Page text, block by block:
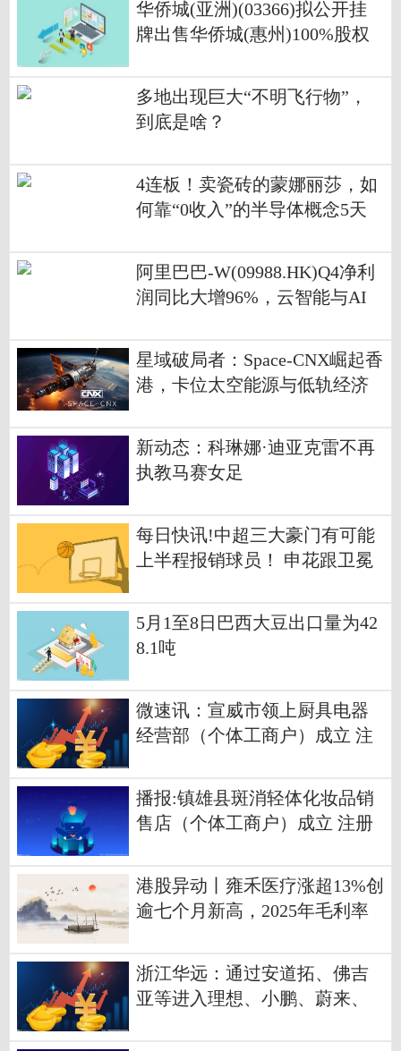
华侨城(亚洲)(03366)拟公开挂
牌出售华侨城(惠州)100%股权
多地出现巨大“不明飞行物”，
到底是啥？
4连板！卖瓷砖的蒙娜丽莎，如
何靠“0收入”的半导体概念5天
阿里巴巴-W(09988.HK)Q4净利
润同比大增96%，云智能与AI
星域破局者：Space-CNX崛起香
港，卡位太空能源与低轨经济
新动态：科琳娜·迪亚克雷不再
执教马赛女足
每日快讯!中超三大豪门有可能
上半程报销球员！ 申花跟卫冕
5月1至8日巴西大豆出口量为42
8.1吨
微速讯：宣威市领上厨具电器
经营部（个体工商户）成立 注
播报:镇雄县斑消轻体化妆品销
售店（个体工商户）成立 注册
港股异动丨雍禾医疗涨超13%创
逾七个月新高，2025年毛利率
浙江华远：通过安道拓、佛吉
亚等进入理想、小鹏、蔚来、